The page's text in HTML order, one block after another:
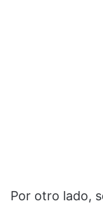
Por otro lado,